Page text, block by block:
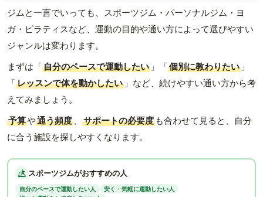
ジムと一言でいっても、スポーツジム・パーソナルジム・ヨ
ガ・ピラティスなど、運動の目的や通い方によって選びやすい
ジャンルは変わります。
まずは「自分のペースで運動したい 」「個別に教わりたい 」
「レッスンで体を動かしたい 」など、続けやすい通い方から考
えてみましょう。
予算や通う頻度 、 サポートの必要度 も合わせて見ると、自分
に合う施設を探しやすくなります。
スポーツジムがおすすめの人
自分のペースで運動したい人
安く・気軽に運動したい人